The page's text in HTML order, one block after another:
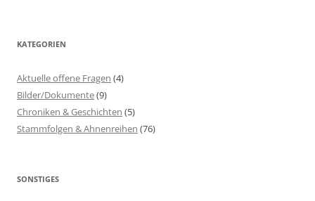
KATEGORIEN
Aktuelle offene Fragen (4)
Bilder/Dokumente(9)
Chroniken & Geschichten (5)
Stammfolgen & Ahnenreihen (76)
SONSTIGES